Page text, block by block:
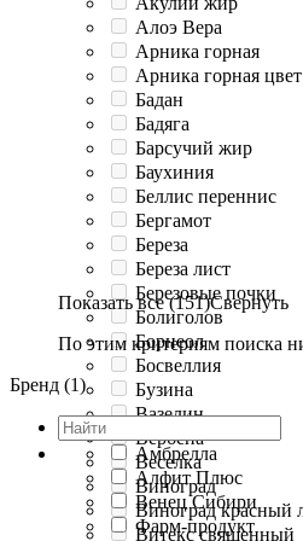
Алоэ Вера
Арника горная
Арника горная цвет
Бадан
Бадяга
Барсучий жир
Баухиния
Беллис переннис
Бергамот
Береза
Береза лист
Березовые почки
Болиголов
Борнеол
Босвеллия
Бузина
Вазелин
Вербена
Веселка
Виноград
Виноград красный
Витекс священный
Показать все (151)Свернуть
По этим критериям поиска
Бренд (1)
Амбрелла
Алфит Плюс
Венец Сибири
Фарм-продукт